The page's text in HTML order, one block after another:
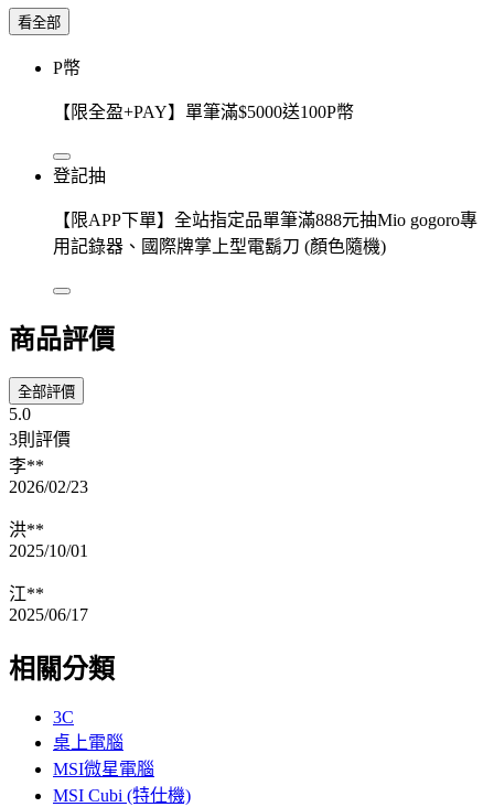
看全部
P幣
【限全盈+PAY】單筆滿$5000送100P幣
登記抽
【限APP下單】全站指定品單筆滿888元抽Mio gogoro專
用記錄器、國際牌掌上型電鬍刀 (顏色隨機)
商品評價
全部評價
5.0
3則評價
李**
2026/02/23
洪**
2025/10/01
江**
2025/06/17
相關分類
3C
桌上電腦
MSI微星電腦
MSI Cubi (特仕機)